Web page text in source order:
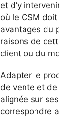
et d’y
où le CSM
avantages du
raisons de
client ou du
Adapter le
de vente et de
alignée sur
correspondre